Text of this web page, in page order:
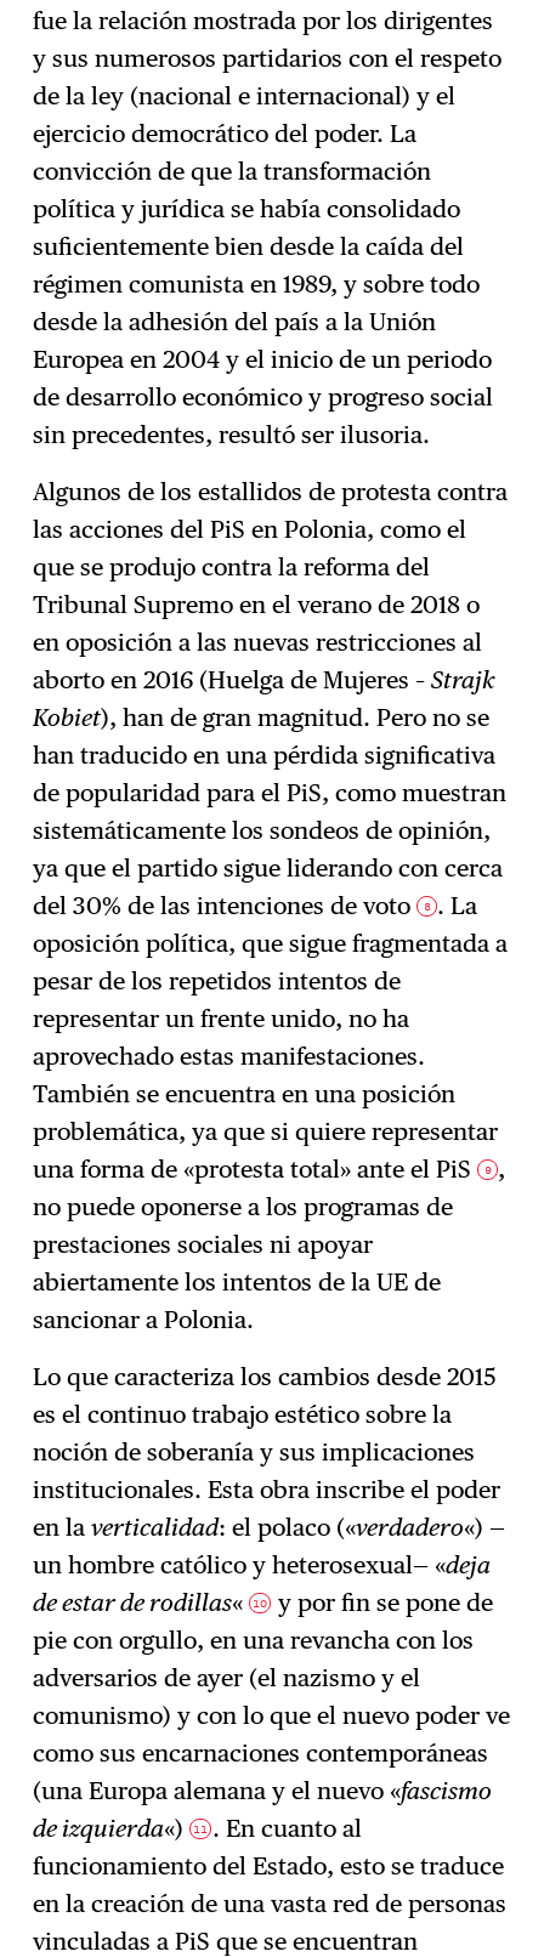
fue la relación mostrada por los dirigentes
y sus numerosos partidarios con el respeto
de la ley (nacional e internacional) y el
ejercicio democrático del poder. La
convicción de que la transformación
política y jurídica se había consolidado
suficientemente bien desde la caída del
régimen comunista en 1989, y sobre todo
desde la adhesión del país a la Unión
Europea en 2004 y el inicio de un periodo
de desarrollo económico y progreso social
sin precedentes, resultó ser ilusoria.
Algunos de los estallidos de protesta contra
las acciones del PiS en Polonia, como el
que se produjo contra la reforma del
Tribunal Supremo en el verano de 2018 o
en oposición a las nuevas restricciones al
aborto en 2016 (Huelga de Mujeres –Strajk
Kobiet), han de gran magnitud. Pero no se
han traducido en una pérdida significativa
de popularidad para el PiS, como muestran
sistemáticamente los sondeos de opinión,
ya que el partido sigue liderando con cerca
del 30% de las intenciones de voto 8 . La
oposición política, que sigue fragmentada a
pesar de los repetidos intentos de
representar un frente unido, no ha
aprovechado estas manifestaciones.
También se encuentra en una posición
problemática, ya que si quiere representar
una forma de «protesta total» ante el PiS 9 ,
no puede oponerse a los programas de
prestaciones sociales ni apoyar
abiertamente los intentos de la UE de
sancionar a Polonia.
Lo que caracteriza los cambios desde 2015
es el continuo trabajo estético sobre la
noción de soberanía y sus implicaciones
institucionales. Esta obra inscribe el poder
en laverticalidad: el polaco («verdadero«) —
un hombre católico y heterosexual— «deja
de estar de rodillas«10 y por fin se pone de
pie con orgullo, en una revancha con los
adversarios de ayer (el nazismo y el
comunismo) y con lo que el nuevo poder ve
como sus encarnaciones contemporáneas
(una Europa alemana y el nuevo «fascismo
de izquierda«)11 . En cuanto al
funcionamiento del Estado, esto se traduce
en la creación de una vasta red de personas
vinculadas a PiS que se encuentran